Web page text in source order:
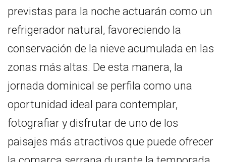
previstas para la noche actuarán como un
refrigerador natural, favoreciendo la
conservación de la nieve acumulada en las
zonas más altas. De esta manera, la
jornada dominical se perfila como una
oportunidad ideal para contemplar,
fotografiar y disfrutar de uno de los
paisajes más atractivos que puede ofrecer